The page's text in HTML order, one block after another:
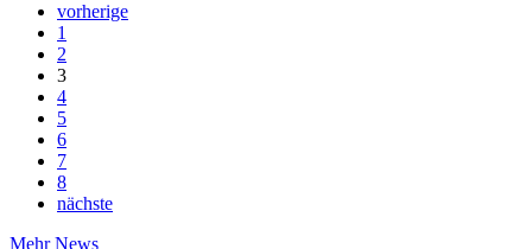
vorherige
1
2
3
4
5
6
7
8
nächste
Mehr News